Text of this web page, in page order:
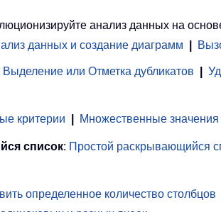
анализ данных на
данных и создание диаграмм
Выделение или Отметка дубликатов
критерии Множественные значения
список: Простой раскрывающийся
определенное количество столбцов